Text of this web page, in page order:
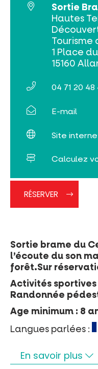
VISITES
Sortie brame du
l’écoute du son
forêt.Sur
Activités
Randonnée
Age minimum : 8
Langues parlées :
En savoir plus
Sortie
Hautes
Tourisme
1 Place
15160
04 71 20 48
E-mail
Site
Calculez
RÉSERVER